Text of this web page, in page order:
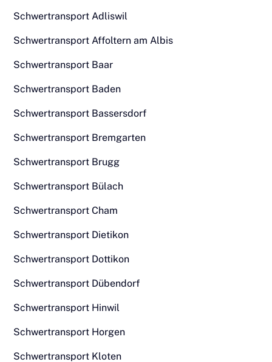
Schwertransport Adliswil
Schwertransport Affoltern am Albis
Schwertransport Baar
Schwertransport Baden
Schwertransport Bassersdorf
Schwertransport Bremgarten
Schwertransport Brugg
Schwertransport Bülach
Schwertransport Cham
Schwertransport Dietikon
Schwertransport Dottikon
Schwertransport Dübendorf
Schwertransport Hinwil
Schwertransport Horgen
Schwertransport Kloten